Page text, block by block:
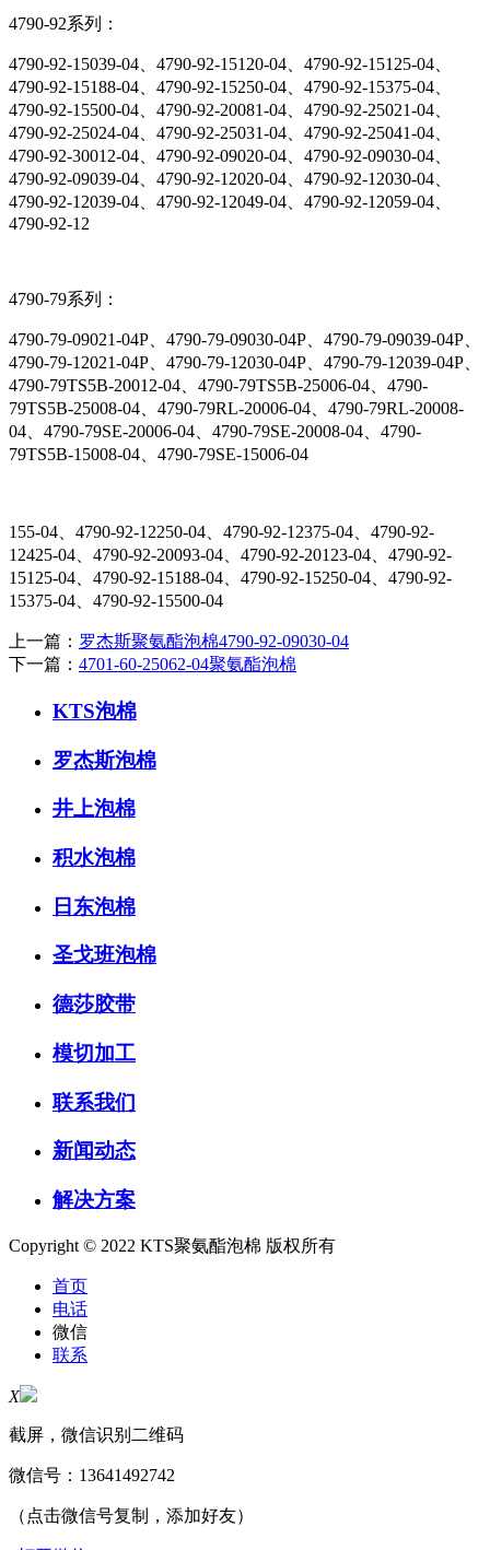
4790-92系列：
4790-92-15039-04、4790-92-15120-04、4790-92-15125-04、
4790-92-15188-04、4790-92-15250-04、4790-92-15375-04、
4790-92-15500-04、4790-92-20081-04、4790-92-25021-04、
4790-92-25024-04、4790-92-25031-04、4790-92-25041-04、
4790-92-30012-04、4790-92-09020-04、4790-92-09030-04、
4790-92-09039-04、4790-92-12020-04、4790-92-12030-04、
4790-92-12039-04、4790-92-12049-04、4790-92-12059-04、
4790-92-12
4790-79系列：
4790-79-09021-04P、4790-79-09030-04P、4790-79-09039-04P、
4790-79-12021-04P、4790-79-12030-04P、4790-79-12039-04P、
4790-79TS5B-20012-04、4790-79TS5B-25006-04、4790-
79TS5B-25008-04、4790-79RL-20006-04、4790-79RL-20008-
04、4790-79SE-20006-04、4790-79SE-20008-04、4790-
79TS5B-15008-04、4790-79SE-15006-04
155-04、4790-92-12250-04、4790-92-12375-04、4790-92-
12425-04、4790-92-20093-04、4790-92-20123-04、4790-92-
15125-04、4790-92-15188-04、4790-92-15250-04、4790-92-
15375-04、4790-92-15500-04
上一篇： 罗杰斯聚氨酯泡棉4790-92-09030-04
下一篇： 4701-60-25062-04聚氨酯泡棉
KTS泡棉
罗杰斯泡棉
井上泡棉
积水泡棉
日东泡棉
圣戈班泡棉
德莎胶带
模切加工
联系我们
新闻动态
解决方案
Copyright © 2022 KTS聚氨酯泡棉 版权所有
首页
电话
微信
联系
X
截屏，微信识别二维码
微信号： 13641492742
（点击微信号复制，添加好友）